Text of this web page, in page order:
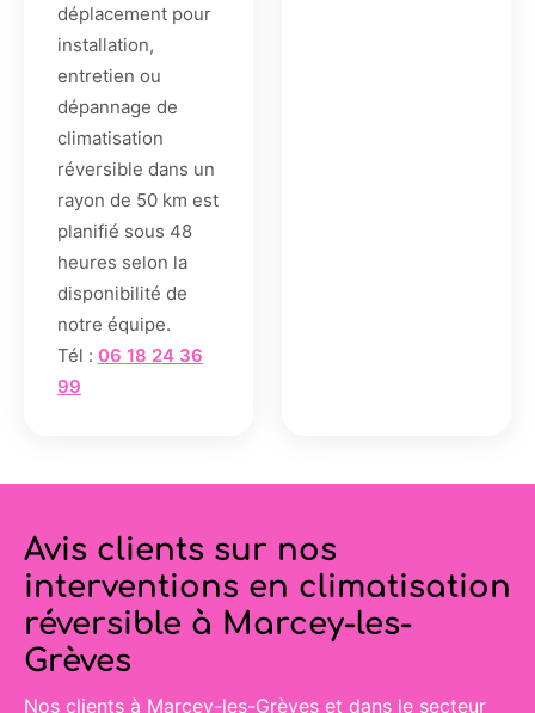
déplacement pour
installation,
entretien ou
dépannage de
climatisation
réversible dans un
rayon de 50 km est
planifié sous 48
heures selon la
disponibilité de
notre équipe.
Tél : 06 18 24 36
99
Avis clients sur nos
interventions en climatisation
réversible à Marcey-les-
Grèves
Nos clients à Marcey-les-Grèves et dans le secteur